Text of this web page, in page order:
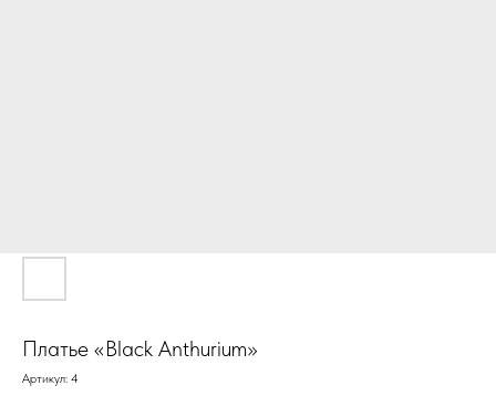
Платье «Black Anthurium»
Артикул: 4